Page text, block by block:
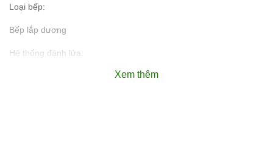
Loại bếp:
Bếp lắp dương
Hệ thống đánh lửa:
Đánh lửa Magneto độ bền caoXem thêm